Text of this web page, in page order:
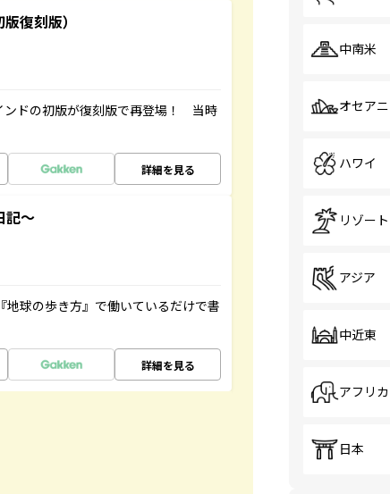
復刻版）
ンドの初版が復刻版で再登場！ 当時
詳細を見る
記～
球の歩き方』で働いているだけで書
詳細を見る
中南米
オセア
ハワイ
リゾート
アジア
中近東
アフリカ
日本